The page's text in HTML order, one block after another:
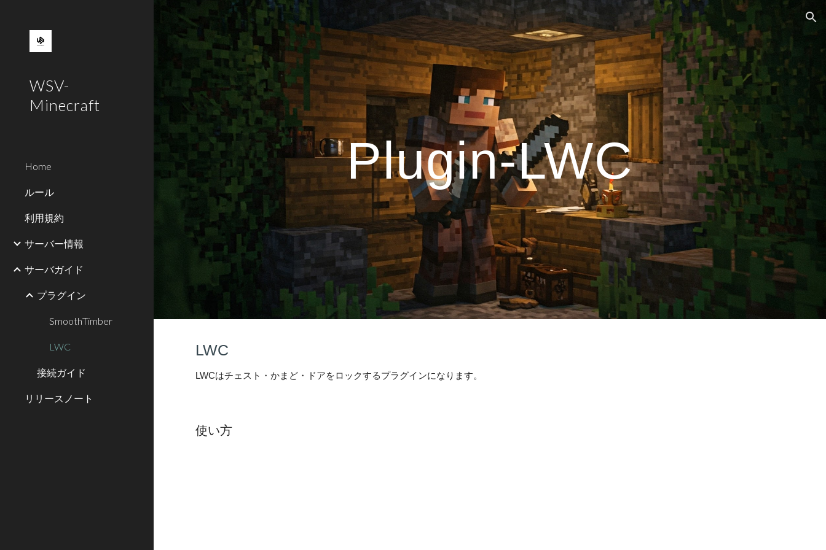
Skip to main content Skip to navigation
WSV-
Minecraft
Home
ルール
利用規約
サーバー情報
サーバガイド
プラグイン
SmoothTimber
LWC
接続ガイド
リリースノート
Plugin-LWC
LWC
LWCはチェスト・かまど・ドアをロックするプラグインになります。
使い方